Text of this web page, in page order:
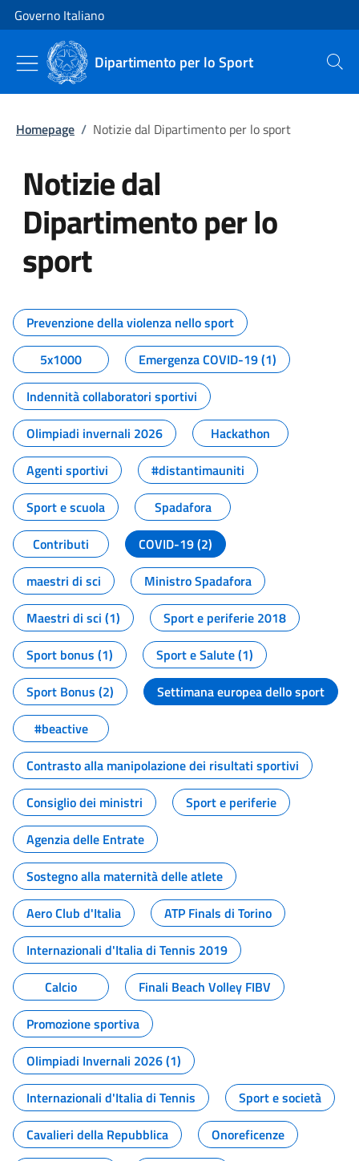
Vai al contenuto
Vai alla navigazione del sito
Governo Italiano
Dipartimento per lo Sport Cerca
Homepage / Notizie dal Dipartimento per lo sport
Notizie dal
Dipartimento per lo
sport
Tutti i contenuti della pagina
Prevenzione della violenza nello sport
5x1000
Emergenza COVID-19 (1)
Indennità collaboratori sportivi
Olimpiadi invernali 2026
Hackathon
Agenti sportivi
#distantimauniti
Sport e scuola
Spadafora
Contributi
COVID-19 (2)
maestri di sci
Ministro Spadafora
Maestri di sci (1)
Sport e periferie 2018
Sport bonus (1)
Sport e Salute (1)
Sport Bonus (2)
Settimana europea dello sport
#beactive
Contrasto alla manipolazione dei risultati sportivi
Consiglio dei ministri
Sport e periferie
Agenzia delle Entrate
Sostegno alla maternità delle atlete
Aero Club d'Italia
ATP Finals di Torino
Internazionali d'Italia di Tennis 2019
Calcio
Finali Beach Volley FIBV
Promozione sportiva
Olimpiadi Invernali 2026 (1)
Internazionali d'Italia di Tennis
Sport e società
Cavalieri della Repubblica
Onoreficenze